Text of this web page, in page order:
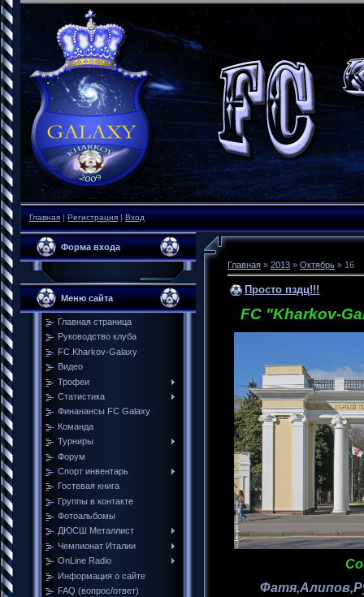
Главная|Регистрация|Вход
Форма входа
Меню сайта
Главная страница
Руководство клуба
FC Kharkov-Galaxy
Видео
Трофеи
Cтатистика
Финанансы FC Galaxy
Команда
Турниры
Форум
Спорт инвентарь
Гостевая книга
Группы в контакте
Фотоальбомы
ДЮСШ Металлист
Чемпионат Италии
ОnLine Radio
Информация о сайте
FAQ (вопрос/ответ)
Главная » 2013 » Октябрь » 16
Просто пздц!!!
FC "Kharkov-